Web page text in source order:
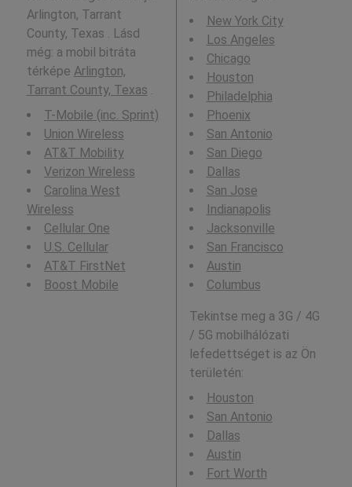
Arlington, Tarrant
County, Texas . Lásd
még: a mobil bitráta
térképe Arlington,
Tarrant County, Texas .
T-Mobile (inc. Sprint)
Union Wireless
AT&T Mobility
Verizon Wireless
Carolina West
Wireless
Cellular One
U.S. Cellular
AT&T FirstNet
Boost Mobile
New York City
Los Angeles
Chicago
Houston
Philadelphia
Phoenix
San Antonio
San Diego
Dallas
San Jose
Indianapolis
Jacksonville
San Francisco
Austin
Columbus
Tekintse meg a 3G / 4G
/ 5G mobilhálózati
lefedettséget is az Ön
területén:
Houston
San Antonio
Dallas
Austin
Fort Worth